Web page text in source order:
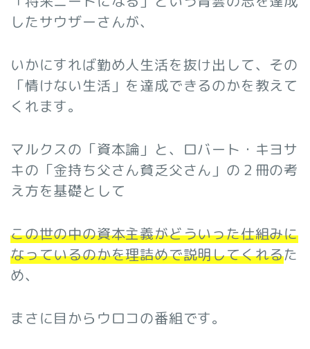
したサウザーさんが、
いかにすれば勤め人生活を抜け出して、その
「情けない生活」を達成できるのかを教えて
くれます。
マルクスの「資本論」と、ロバート・キヨサ
キの「金持ち父さん貧乏父さん」の２冊の考
え方を基礎として
この世の中の資本主義がどういった仕組みに
なっているのかを理詰めで説明してくれるた
め、
まさに目からウロコの番組です。